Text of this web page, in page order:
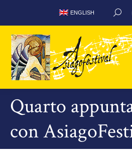
ENGLISH CERCA:
Quarto
con